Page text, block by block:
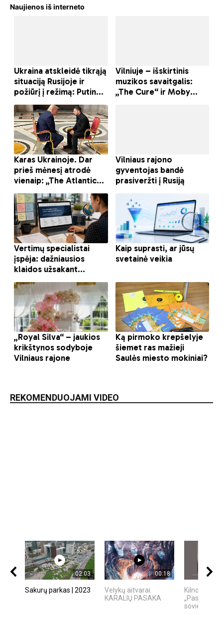
Naujienos iš interneto
REKOMENDUOJAMI VIDEO
02:03
Sakurų parkas | 2023
00:18
Velykų aitvarai.
KARALIŲ PASAKA
Kilnojama
„Paslapties
sovietinė